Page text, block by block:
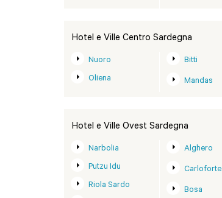
Hotel e Ville Centro Sardegna
Nuoro
Oliena
Bitti
Mandas
Hotel e Ville Ovest Sardegna
Narbolia
Putzu Idu
Riola Sardo
Alghero
Carloforte
Bosa